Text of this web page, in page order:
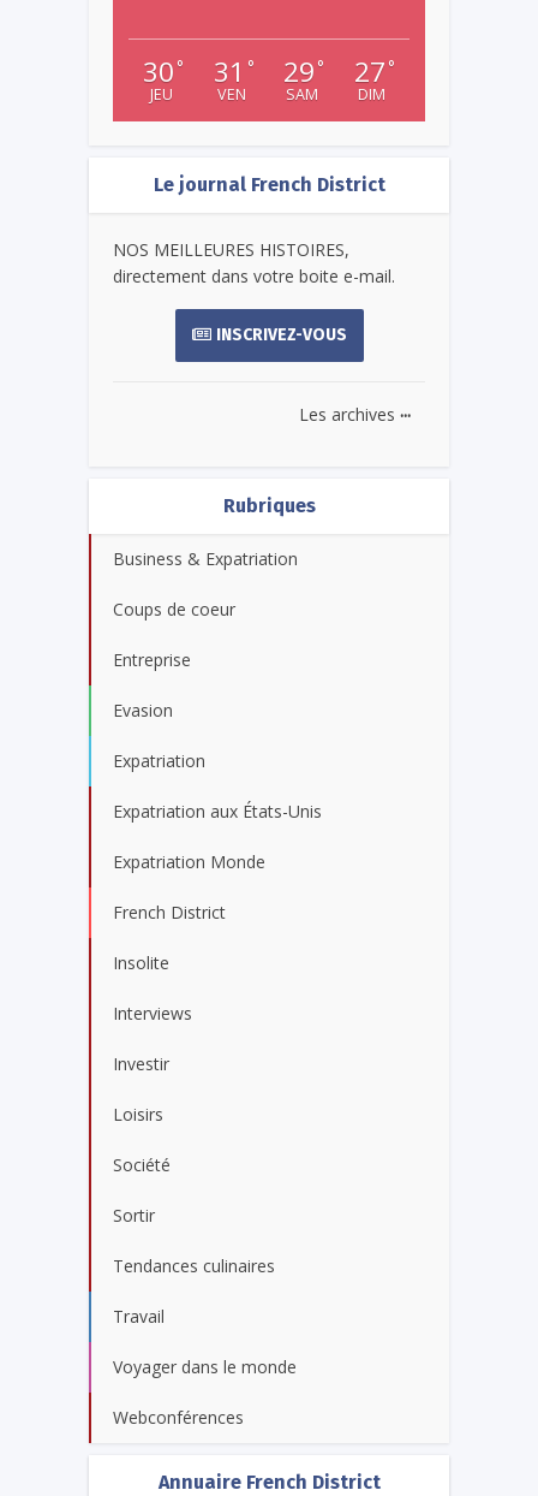
30 °
JEU
31 °
VEN
29 °
SAM
27 °
DIM
Le journal French District
NOS MEILLEURES HISTOIRES,
directement dans votre boite e-mail.
INSCRIVEZ-VOUS
Les archives ...
Rubriques
Business & Expatriation
Coups de coeur
Entreprise
Evasion
Expatriation
Expatriation aux États-Unis
Expatriation Monde
French District
Insolite
Interviews
Investir
Loisirs
Société
Sortir
Tendances culinaires
Travail
Voyager dans le monde
Webconférences
Annuaire French District